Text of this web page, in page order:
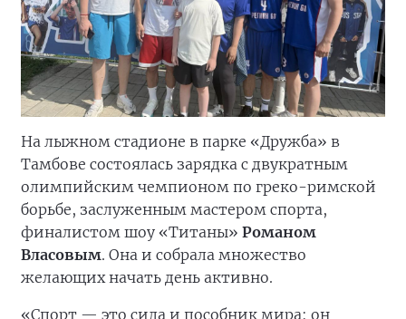
На лыжном стадионе в парке «Дружба» в
Тамбове состоялась зарядка с двукратным
олимпийским чемпионом по греко-римской
борьбе, заслуженным мастером спорта,
финалистом шоу «Титаны» Романом
Власовым. Она и собрала множество
желающих начать день активно.
«Спорт — это сила и пособник мира: он